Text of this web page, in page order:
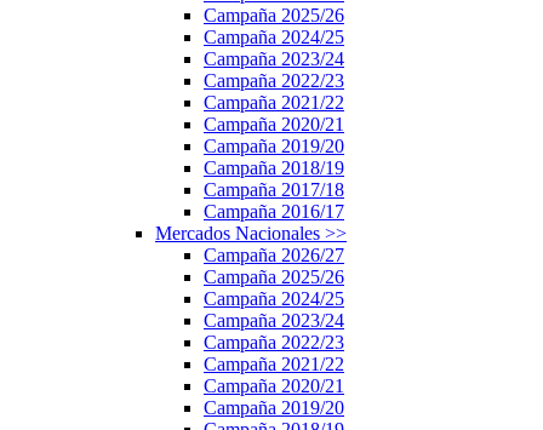
Campaña 2025/26
Campaña 2024/25
Campaña 2023/24
Campaña 2022/23
Campaña 2021/22
Campaña 2020/21
Campaña 2019/20
Campaña 2018/19
Campaña 2017/18
Campaña 2016/17
Mercados Nacionales >>
Campaña 2026/27
Campaña 2025/26
Campaña 2024/25
Campaña 2023/24
Campaña 2022/23
Campaña 2021/22
Campaña 2020/21
Campaña 2019/20